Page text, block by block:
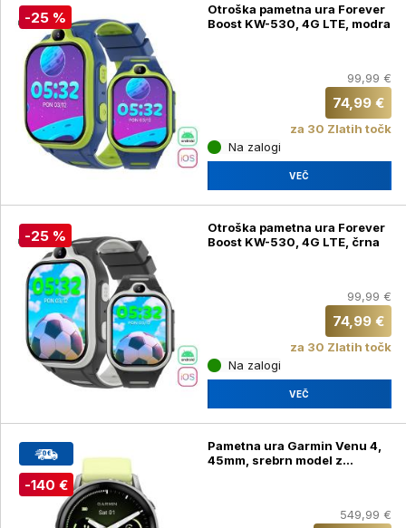
-25 %
Otroška pametna ura Forever
Boost KW-530, 4G LTE, modra
99,99 €
74,99 €
za 30 Zlatih točk
Na zalogi
VEČ
-25 %
Otroška pametna ura Forever
Boost KW-530, 4G LTE, črna
99,99 €
74,99 €
za 30 Zlatih točk
Na zalogi
VEČ
-140 €
Pametna ura Garmin Venu 4,
45mm, srebrn model z
549,99 €